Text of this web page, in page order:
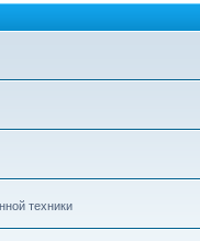
техники